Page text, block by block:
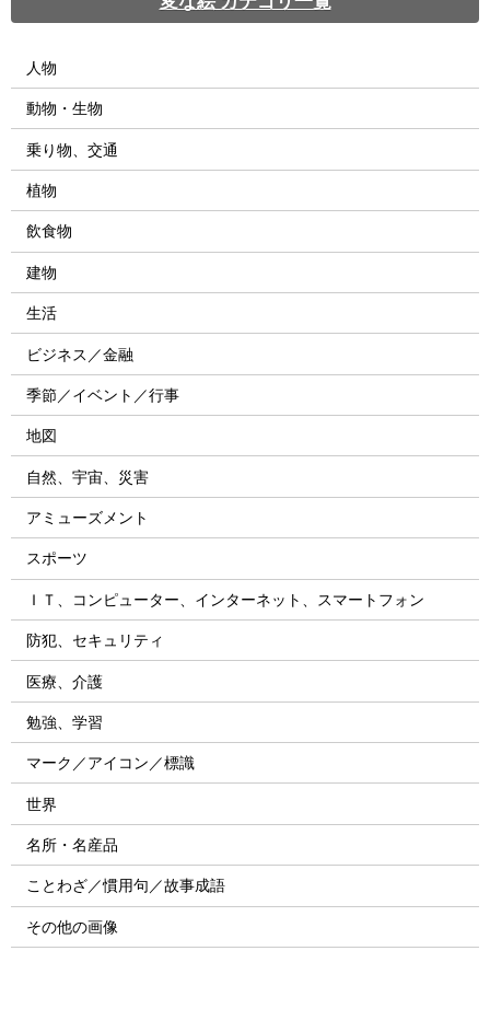
人物
動物・生物
乗り物、交通
植物
飲食物
建物
生活
ビジネス／金融
季節／イベント／行事
地図
自然、宇宙、災害
アミューズメント
スポーツ
ＩＴ、コンピューター、インターネット、スマートフォン
防犯、セキュリティ
医療、介護
勉強、学習
マーク／アイコン／標識
世界
名所・名産品
ことわざ／慣用句／故事成語
その他の画像